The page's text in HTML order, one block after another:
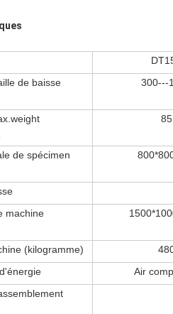
de baisse
300---
85
de spécimen
machine
(kilogramme)
Air